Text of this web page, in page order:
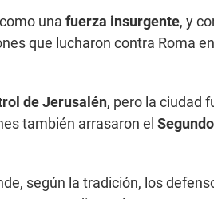
una fuerza insurgente, y
que lucharon contra Roma
de Jerusalén, pero la ciudad
también arrasaron el Segundo
según la tradición, los